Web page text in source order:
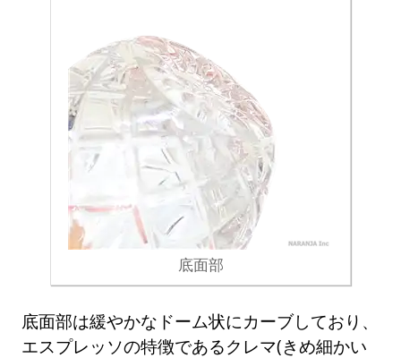
底面部
底面部は緩やかなドーム状にカーブしており、
エスプレッソの特徴であるクレマ(きめ細かい